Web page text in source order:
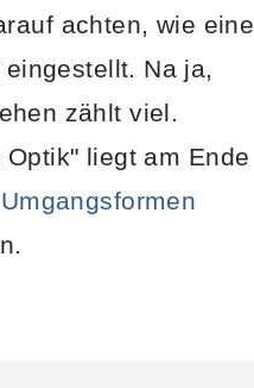
achten, wie eine
Na ja,
zählt viel.
liegt am Ende
Umgangsformen